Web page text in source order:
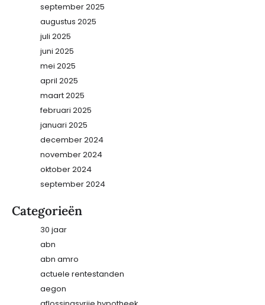
september 2025
augustus 2025
juli 2025
juni 2025
mei 2025
april 2025
maart 2025
februari 2025
januari 2025
december 2024
november 2024
oktober 2024
september 2024
Categorieën
30 jaar
abn
abn amro
actuele rentestanden
aegon